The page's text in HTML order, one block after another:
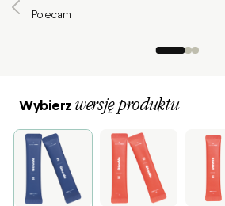
Polecam
Wybierz wersję produktu